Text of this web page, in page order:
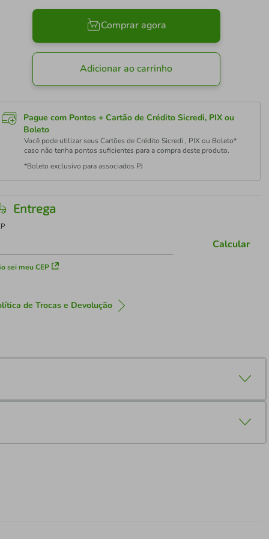
Comprar agora
Adicionar ao carrinho
Pague com Pontos + Cartão de Crédito Sicredi, PIX ou
Boleto
Você pode utilizar seus Cartões de Crédito Sicredi , PIX ou Boleto*
caso não tenha pontos suficientes para a compra deste produto.
*Boleto exclusivo para associados PJ
Entrega
sei meu CEP
Calcular
de Trocas e Devolução